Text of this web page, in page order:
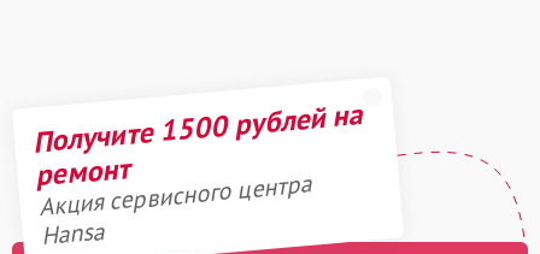
Получите 1500 рублей на
ремонт
Акция сервисного центра
Hansa